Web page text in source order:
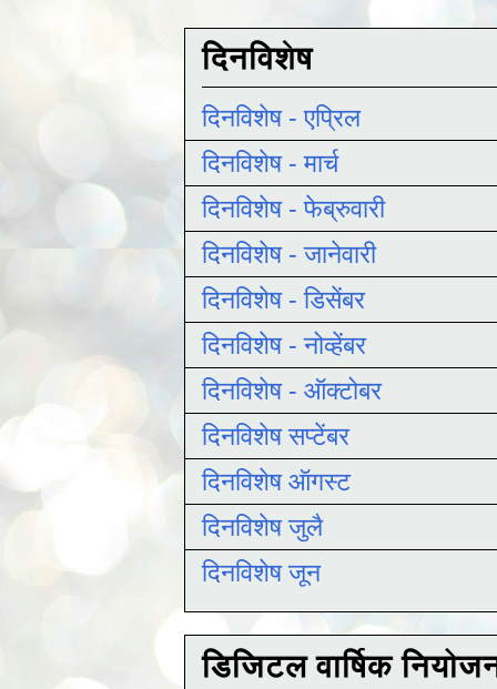
दिनविशेष
दिनविशेष - एप्रिल
दिनविशेष - मार्च
दिनविशेष - फेब्रुवारी
दिनविशेष - जानेवारी
दिनविशेष - डिसेंबर
दिनविशेष - नोव्हेंबर
दिनविशेष - ऑक्टोबर
दिनविशेष सप्टेंबर
दिनविशेष ऑगस्ट
दिनविशेष जुलै
दिनविशेष जून
डिजिटल वार्षिक